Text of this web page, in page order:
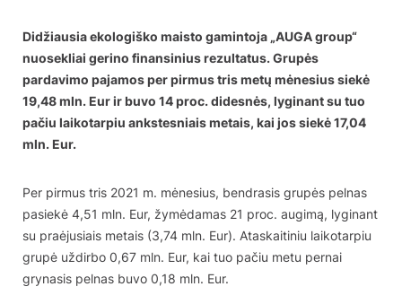
Didžiausia ekologiško maisto gamintoja „AUGA group“
nuosekliai gerino finansinius rezultatus. Grupės
pardavimo pajamos per pirmus tris metų mėnesius siekė
19,48 mln. Eur ir buvo 14 proc. didesnės, lyginant su tuo
pačiu laikotarpiu ankstesniais metais, kai jos siekė 17,04
mln. Eur.
Per pirmus tris 2021 m. mėnesius, bendrasis grupės pelnas
pasiekė 4,51 mln. Eur, žymėdamas 21 proc. augimą, lyginant
su praėjusiais metais (3,74 mln. Eur). Ataskaitiniu laikotarpiu
grupė uždirbo 0,67 mln. Eur, kai tuo pačiu metu pernai
grynasis pelnas buvo 0,18 mln. Eur.